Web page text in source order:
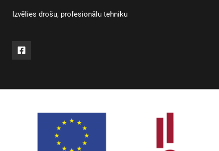
Izvēlies drošu, profesionālu tehniku